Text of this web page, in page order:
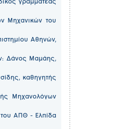
γραμματέας
Μηχανικών του
Αθηνών,
Δάνος Μαμάης,
καθηγητής
Μηχανολόγων
του ΑΠΘ - Ελπίδα